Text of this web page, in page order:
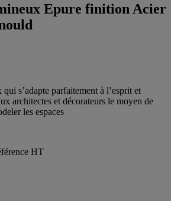
Epure finition Acier
s’adapte parfaitement à l’esprit et
architectes et décorateurs le moyen de
les espaces
HT